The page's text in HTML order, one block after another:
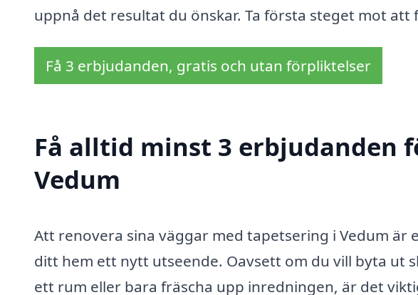
uppnå det resultat du önskar. Ta första steget mot
Få 3 erbjudanden, gratis och utan förpliktelser
Få alltid minst 3 erbjudanden
Vedum
Att renovera sina väggar med tapetsering i Vedum
ditt hem ett nytt utseende. Oavsett om du vill byta ut
ett rum eller bara fräscha upp inredningen, är det